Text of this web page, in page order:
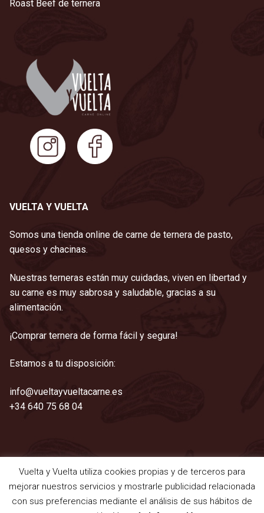
Roast Beef de ternera
VUELTA Y VUELTA
Somos una tienda online de carne de ternera de pasto,
quesos y chacinas.
Nuestras terneras están muy cuidadas, viven en libertad y
su carne es muy sabrosa y saludable, gracias a su
alimentación.
¡Comprar ternera de forma fácil y segura!
Estamos a tu disposición:
info@vueltayvueltacarne.es
+34 640 75 68 04
©2021 Vuelta y Vuelta
Aviso legal|Cookies|Privacidad|Términos y condiciones
Vuelta y Vuelta utiliza cookies propias y de terceros para
mejorar nuestros servicios y mostrarle publicidad relacionada
con sus preferencias mediante el análisis de sus hábitos de